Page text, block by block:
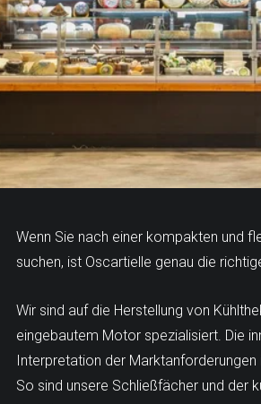
Wenn Sie nach einer kompakten und
suchen, ist Oscartielle genau die
Wir sind auf die Herstellung von
eingebautem Motor spezialisiert. Die
Interpretation der Marktanforderungen
So sind unsere Schließfächer und der